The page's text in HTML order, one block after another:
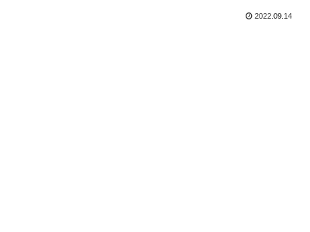
2022.09.14